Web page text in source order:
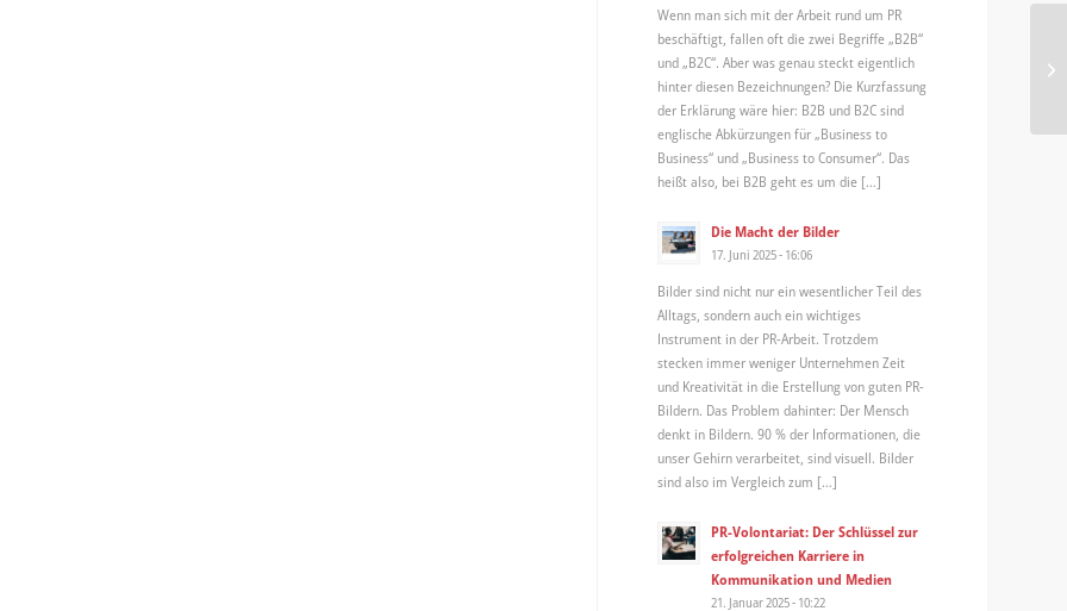
Wenn man sich mit der Arbeit rund um PR
beschäftigt, fallen oft die zwei Begriffe „B2B“
und „B2C“. Aber was genau steckt eigentlich
hinter diesen Bezeichnungen? Die Kurzfassung
der Erklärung wäre hier: B2B und B2C sind
englische Abkürzungen für „Business to
Business“ und „Business to Consumer“. Das
heißt also, bei B2B geht es um die […]
Die Macht der Bilder
17. Juni 2025 - 16:06
Bilder sind nicht nur ein wesentlicher Teil des
Alltags, sondern auch ein wichtiges
Instrument in der PR-Arbeit. Trotzdem
stecken immer weniger Unternehmen Zeit
und Kreativität in die Erstellung von guten PR-
Bildern. Das Problem dahinter: Der Mensch
denkt in Bildern. 90 % der Informationen, die
unser Gehirn verarbeitet, sind visuell. Bilder
sind also im Vergleich zum […]
PR-Volontariat: Der Schlüssel zur
erfolgreichen Karriere in
Kommunikation und Medien
21. Januar 2025 - 10:22